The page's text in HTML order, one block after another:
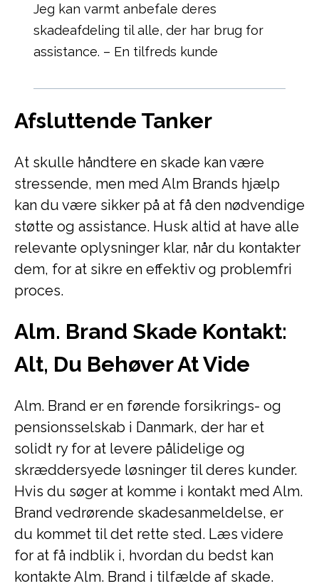
Jeg kan varmt anbefale deres
skadeafdeling til alle, der har brug for
assistance. – En tilfreds kunde
Afsluttende Tanker
At skulle håndtere en skade kan være
stressende, men med Alm Brands hjælp
kan du være sikker på at få den nødvendige
støtte og assistance. Husk altid at have alle
relevante oplysninger klar, når du kontakter
dem, for at sikre en effektiv og problemfri
proces.
Alm. Brand Skade Kontakt:
Alt, Du Behøver At Vide
Alm. Brand er en førende forsikrings- og
pensionsselskab i Danmark, der har et
solidt ry for at levere pålidelige og
skræddersyede løsninger til deres kunder.
Hvis du søger at komme i kontakt med Alm.
Brand vedrørende skadesanmeldelse, er
du kommet til det rette sted. Læs videre
for at få indblik i, hvordan du bedst kan
kontakte Alm. Brand i tilfælde af skade.